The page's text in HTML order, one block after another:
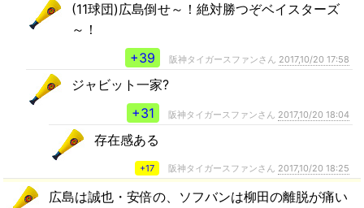
(11球団)広島倒せ～！絶対勝つぞベイスターズ
～！
+39
阪神タイガースファンさん 2017,10/20 17:58
ジャビット一家?
+31
阪神タイガースファンさん 2017,10/20 18:04
存在感ある
+17 阪神タイガースファンさん 2017,10/20 18:25
広島は誠也・安倍の、ソフバンは柳田の離脱が痛い